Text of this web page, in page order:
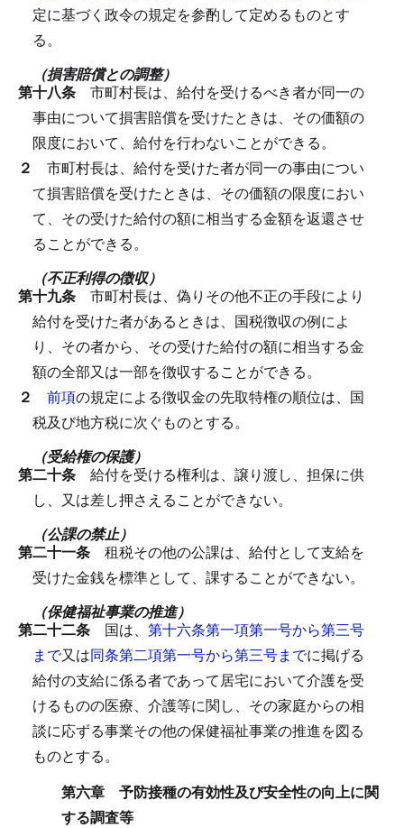
定に基づく政令の規定を参酌して定めるものとす
る。
（損害賠償との調整）
第十八条 市町村長は、給付を受けるべき者が同一の
事由について損害賠償を受けたときは、その価額の
限度において、給付を行わないことができる。
２ 市町村長は、給付を受けた者が同一の事由につい
て損害賠償を受けたときは、その価額の限度におい
て、その受けた給付の額に相当する金額を返還させ
ることができる。
（不正利得の徴収）
第十九条 市町村長は、偽りその他不正の手段により
給付を受けた者があるときは、国税徴収の例によ
り、その者から、その受けた給付の額に相当する金
額の全部又は一部を徴収することができる。
２ 前項の規定による徴収金の先取特権の順位は、国
税及び地方税に次ぐものとする。
（受給権の保護）
第二十条 給付を受ける権利は、譲り渡し、担保に供
し、又は差し押さえることができない。
（公課の禁止）
第二十一条 租税その他の公課は、給付として支給を
受けた金銭を標準として、課することができない。
（保健福祉事業の推進）
第二十二条 国は、 第十六条第一項第一号から第三号
まで又は同条第二項第一号から第三号までに掲げる
給付の支給に係る者であって居宅において介護を受
けるものの医療、介護等に関し、その家庭からの相
談に応ずる事業その他の保健福祉事業の推進を図る
ものとする。
第六章 予防接種の有効性及び安全性の向上に関
する調査等